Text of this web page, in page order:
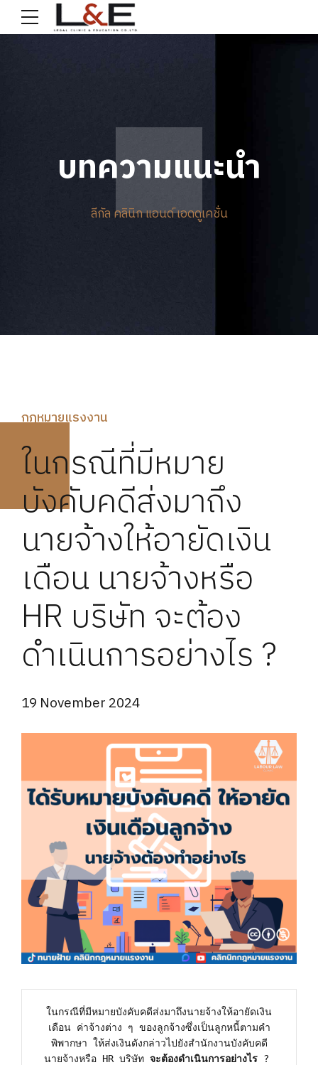
บทความแนะนำ
ลีกัล คลินิก แอนด์ เอดดูเคชั่น
กฏหมายแรงงาน
ในกรณีที่มีหมาย
บังคับคดีส่งมาถึง
นายจ้างให้อายัดเงิน
เดือน นายจ้างหรือ
HR บริษัท จะต้อง
ดำเนินการอย่างไร ?
19 November 2024
ในกรณีที่มีหมายบังคับคดีส่งมาถึงนายจ้างให้อายัดเงิน
เดือน ค่าจ้างต่าง ๆ ของลูกจ้างซึ่งเป็นลูกหนี้ตามคำ
พิพากษา ให้ส่งเงินดังกล่าวไปยังสำนักงานบังคับคดี
นายจ้างหรือ HR บริษัท จะต้องดำเนินการอย่างไร ?